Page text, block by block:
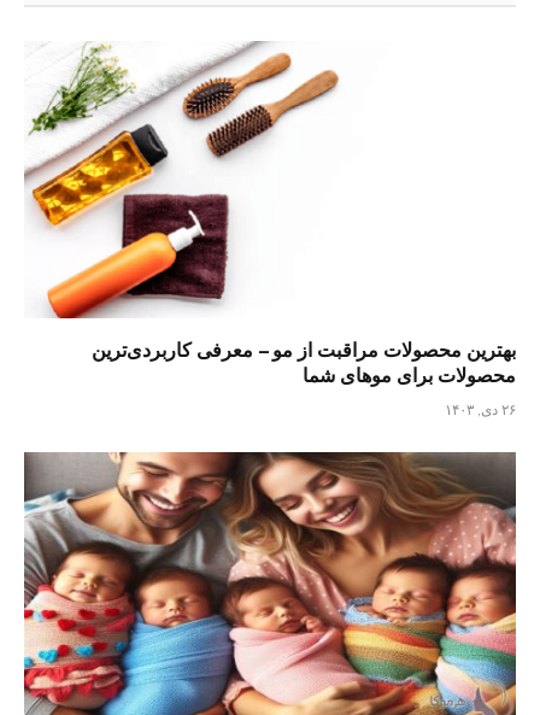
بهترین محصولات مراقبت از مو – معرفی کاربردی‌ترین
محصولات برای موهای شما
۲۶ دی, ۱۴۰۳